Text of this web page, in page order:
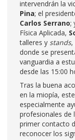
intervendrán la
Pina; el
Carlos Serrano;
Física Aplicada,
talleres y stands,
donde se
vanguardia a
desde las 15:00
Tras la buena
en la miopía,
especialmente
profesionales de
primer contacto
reconocer los